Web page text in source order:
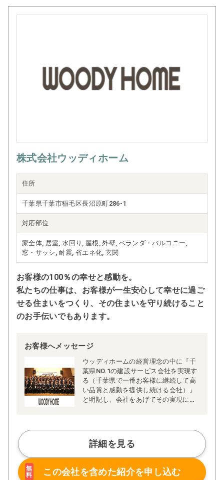
株式会社ウッディホーム
住所
千葉県千葉市稲毛区長沼原町286-1
対応部位
家全体, 居室, 水回り, 屋根, 外壁, ベランダ・バルコニー,
窓・サッシ, 耐震, 省エネ化, 玄関
お客様の100％の幸せと感動を。
私たちの仕事は、お客様が一生安心して幸せに過ご
せる住まいをつくり、その住まいを守り続けること
のお手伝いでもあります。
お客様へメッセージ
ウッディホームの経営理念の中に『千
葉県NO.1の建設サービス会社を実現す
る（千葉県で一番お客様に継続して高
い品質と感動を提供し続ける会社）』
と明記し、会社をあげてその実現に向
社の理念、ミッションを実践し、お客
様の幸せと感動を第一に考え、
ISO9001取得継続維持、デザインコン
テストをはじめとする多くの賞を頂い
ている実績があります。私たちの仕事
詳細を見る
無
料
この会社を含めた紹介を申し込む